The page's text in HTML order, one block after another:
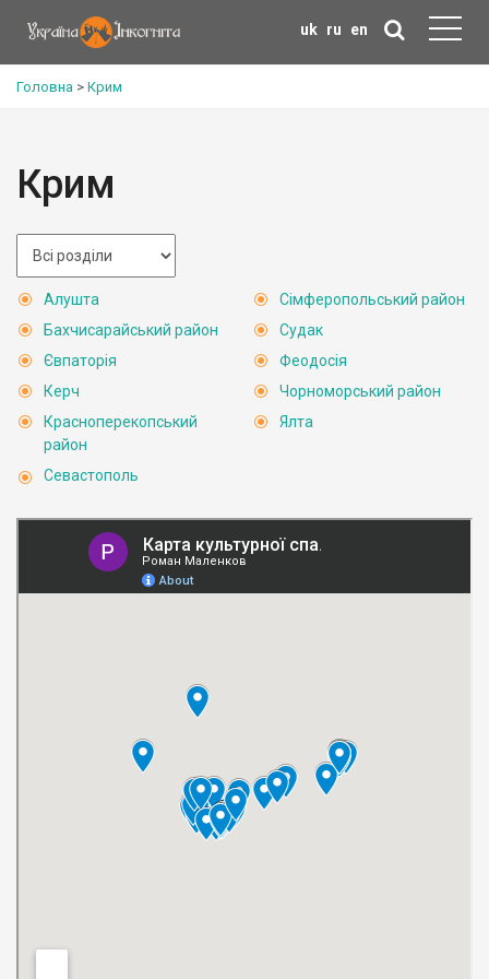
uk ru en
Головна > Крим
Крим
Алушта
Бахчисарайський район
Євпаторія
Керч
Красноперекопський
район
Севастополь
Сімферопольський район
Судак
Феодосія
Чорноморський район
Ялта